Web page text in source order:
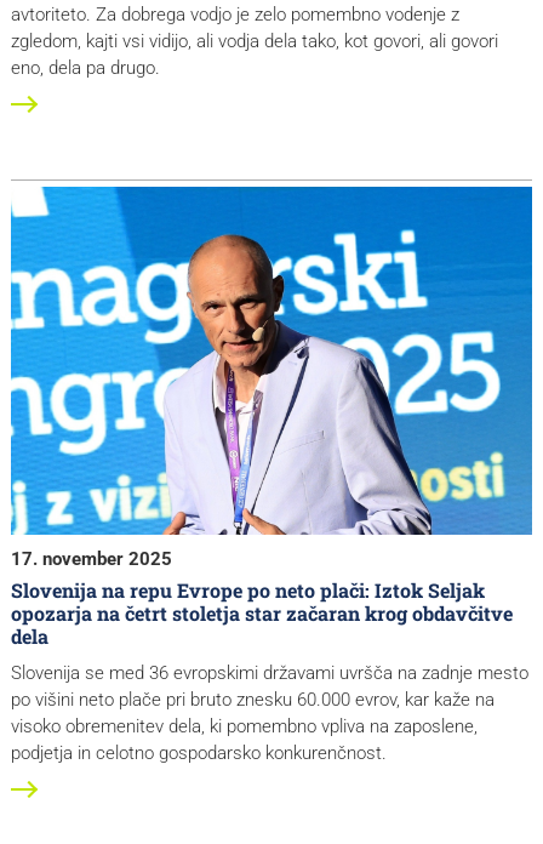
avtoriteto. Za dobrega vodjo je zelo pomembno vodenje z
zgledom, kajti vsi vidijo, ali vodja dela tako, kot govori, ali govori
eno, dela pa drugo.
17. november 2025
Slovenija na repu Evrope po neto plači: Iztok Seljak
opozarja na četrt stoletja star začaran krog obdavčitve
dela
Slovenija se med 36 evropskimi državami uvršča na zadnje mesto
po višini neto plače pri bruto znesku 60.000 evrov, kar kaže na
visoko obremenitev dela, ki pomembno vpliva na zaposlene,
podjetja in celotno gospodarsko konkurenčnost.